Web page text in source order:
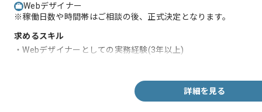
Webデザイナー
※稼働日数や時間帯はご相談の後、正式決定となります。
求めるスキル
・Webデザイナーとしての実務経験(3年以上)
詳細を見る